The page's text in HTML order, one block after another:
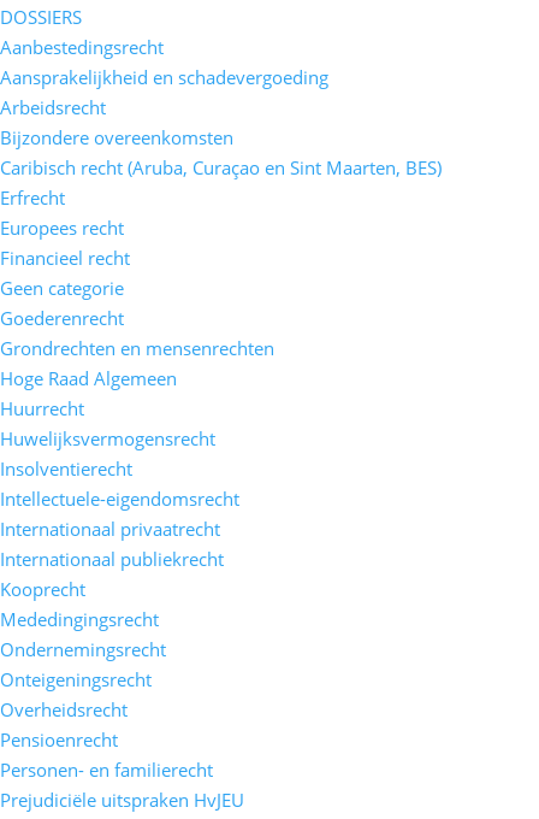
DOSSIERS
Aanbestedingsrecht
Aansprakelijkheid en schadevergoeding
Arbeidsrecht
Bijzondere overeenkomsten
Caribisch recht (Aruba, Curaçao en Sint Maarten, BES)
Erfrecht
Europees recht
Financieel recht
Geen categorie
Goederenrecht
Grondrechten en mensenrechten
Hoge Raad Algemeen
Huurrecht
Huwelijksvermogensrecht
Insolventierecht
Intellectuele-eigendomsrecht
Internationaal privaatrecht
Internationaal publiekrecht
Kooprecht
Mededingingsrecht
Ondernemingsrecht
Onteigeningsrecht
Overheidsrecht
Pensioenrecht
Personen- en familierecht
Prejudiciële uitspraken HvJEU